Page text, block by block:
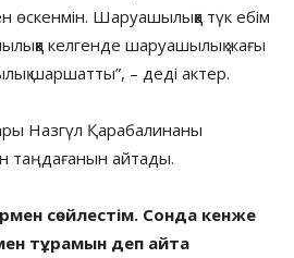
өскенмін. Шаруашылыққа түк ебім
келгенде шаруашылық жағы
шаршатты”, – деді актер.
Назгүл Қарабалинаны
таңдағанын айтады.
сөйлестім. Сонда кенже
тұрамын деп айта